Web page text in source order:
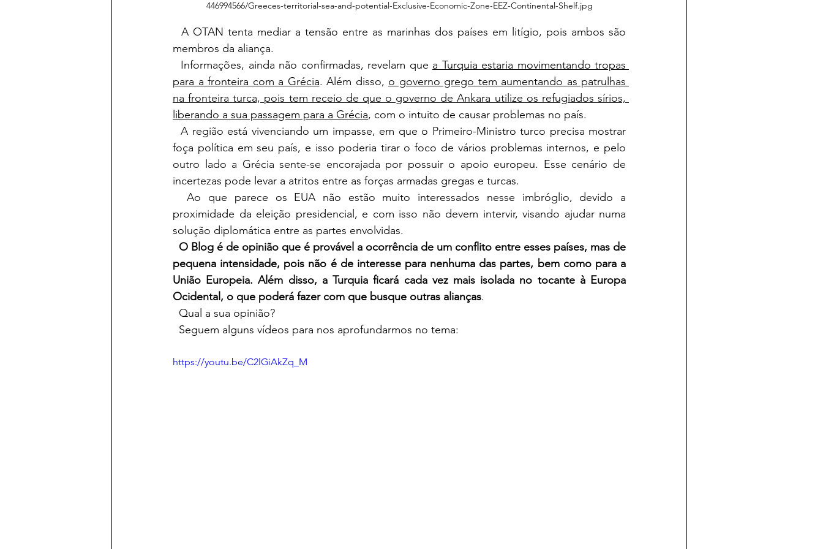
446994566/Greeces-territorial-sea-and-potential-Exclusive-Economic-Zone-EEZ-Continental-Shelf.jpg
membros da aliança.
  Informações, ainda não confirmadas, revelam que
a Turquia estaria movimentando tropas
para a fronteira com a Grécia. Além disso, o governo grego tem aumentando as patrulhas
na fronteira turca, pois tem receio de que o governo de Ankara utilize os refugiados sírios,
liberando a sua passagem para a Grécia, com o intuito de causar problemas no país.
foça política em seu país, e isso poderia tirar o foco de vários problemas internos, e pelo
outro lado a Grécia sente-se encorajada por possuir o apoio europeu. Esse cenário de
incertezas pode levar a atritos entre as forças armadas gregas e turcas.
  Ao que parece os EUA não estão muito interessados nesse imbróglio, devido a
proximidade da eleição presidencial, e com isso não devem intervir, visando ajudar numa
solução diplomática entre as partes envolvidas.
O Blog é de opinião que é provável a ocorrência de um conflito entre esses países, mas de
pequena intensidade, pois não é de interesse para nenhuma das partes, bem como para a
União Europeia. Além disso, a Turquia ficará cada vez mais isolada no tocante à Europa
Ocidental, o que poderá fazer com que busque outras alianças.
  Qual a sua opinião?
  Seguem alguns vídeos para nos aprofundarmos no tema:
https://youtu.be/C2lGiAkZq_M